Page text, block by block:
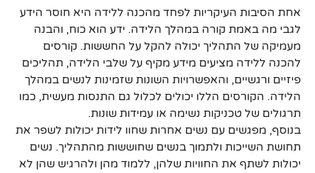
אחת הסיבות העיקריות לפחד מהכנה ללידה היא חוסר הידע
לגבי מה באמת קורה במהלך הלידה. ידע הוא כוח, והבנה
מעמיקה של התהליך יכולה להקל על החששות. קורסים
להכנה ללידה מציעים מידע מקיף על שלבי הלידה, תהליכים
פיזיים ורגשיים, והאפשרויות השונות שזמינות לנשים במהלך
הלידה. הקורסים הללו יכולים לכלול גם התנסות מעשית, כמו
תרגולים של טכניקות נשימה או עמידות שונות.
בנוסף, מפגשים עם נשים אחרות שחוו לידות יכולות לשפר את
תחושת השייכות ולתמוך בנשים שחוששות מהתהליך. נשים
יכולות לשתף את החוויות שלהן, ללמוד מהן ולהרגיש שהן לא